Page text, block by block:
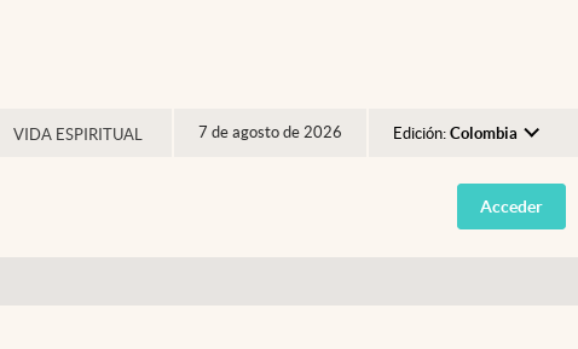
VIDA ESPIRITUAL 7 de agosto de 2026 Edición: Colombia
Argentina
España
Acceder